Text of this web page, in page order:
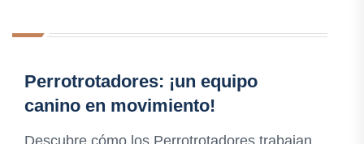
Perrotrotadores: ¡un equipo
canino en movimiento!